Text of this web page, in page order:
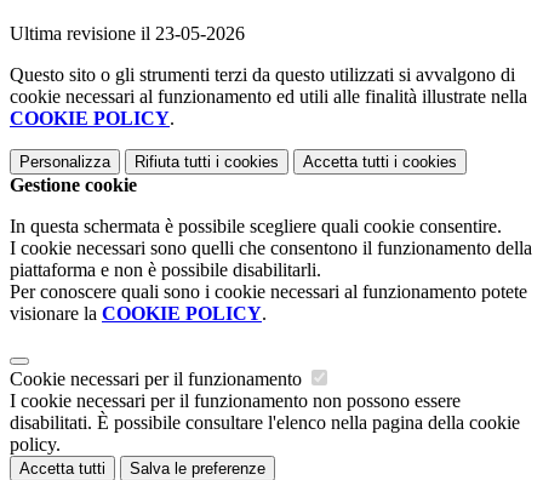
Ultima revisione il 23-05-2026
Questo sito o gli strumenti terzi da questo utilizzati si avvalgono di
cookie necessari al funzionamento ed utili alle finalità illustrate nella
COOKIE POLICY.
Personalizza Rifiuta tutti i cookies Accetta tutti i cookies
Gestione cookie
In questa schermata è possibile scegliere quali cookie consentire.
I cookie necessari sono quelli che consentono il funzionamento della
piattaforma e non è possibile disabilitarli.
Per conoscere quali sono i cookie necessari al funzionamento potete
visionare la COOKIE POLICY.
Cookie necessari per il funzionamento
I cookie necessari per il funzionamento non possono essere
disabilitati. È possibile consultare l'elenco nella pagina della cookie
policy.
Accetta tutti Salva le preferenze